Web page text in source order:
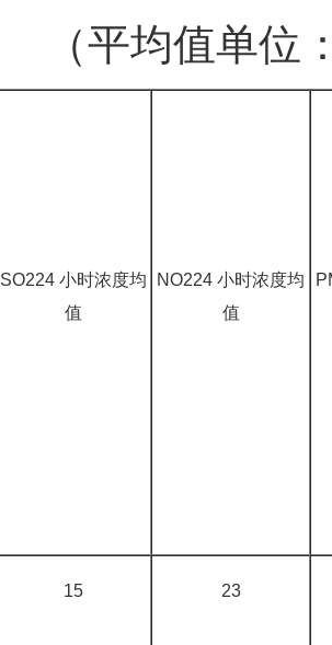
（平均值单位
SO224 小时浓度均
值
NO224 小时浓度均
值
15 23